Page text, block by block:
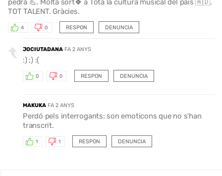
pedra 💪. Molta sort🍀 a Tota la cultura musical del país 🇦🇩.
TOT TALENT. Gràcies.
RESPON
4 0 DENUNCIA
JOCIUTADANA FA 2 ANYS
:) ;) :(
RESPON
0 0 DENUNCIA
MAKUKA FA 2 ANYS
Perdó pels interrogants: son emoticons que no s'han
transcrit.
RESPON
1 1 DENUNCIA